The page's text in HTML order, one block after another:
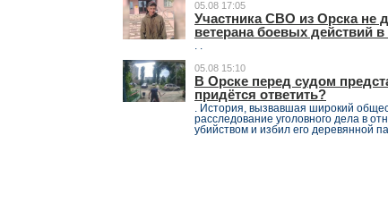
05.08 17:05
Участника СВО из Орска не
ветерана боевых действий в
. .
05.08 15:10
В Орске перед судом
придётся ответить?
. История, вызвавшая широкий
расследование уголовного дела в
убийством и избил его деревянной